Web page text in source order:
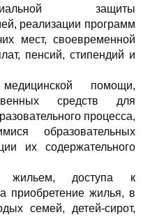
защиты
реализации программ
мест, своевременной
пенсий, стипендий и
помощи,
средств для
процесса,
образовательных
их содержательного
жильем, доступа к
приобретение жилья, в
семей, детей-сирот,